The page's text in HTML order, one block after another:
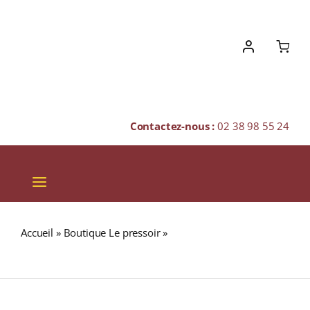
Contactez-nous :02 38 98 55 24
Toggle
Navigation
SPIRITUEUX
Accueil » Boutique Le pressoir»